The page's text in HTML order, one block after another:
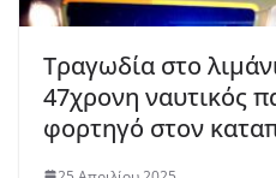
Τραγωδία στο
47χρονη ναυτικός
φορτηγό στον